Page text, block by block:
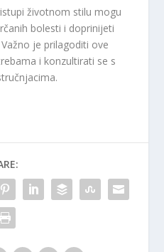
životnom stilu mogu
bolesti i doprinijeti
je prilagoditi ove
i konzultirati se s